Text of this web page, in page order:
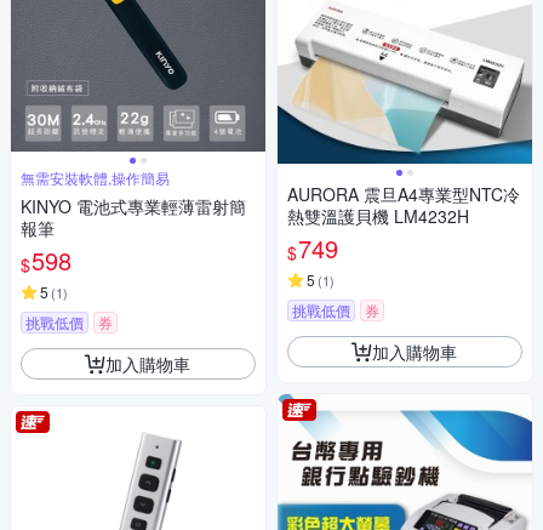
無需安裝軟體,操作簡易
KINYO 電池式專業輕薄雷射簡
報筆
$598
5 (1)
挑戰低價 券
加入購物車
AURORA 震旦A4專業型NTC冷
熱雙溫護貝機 LM4232H
$749
5 (1)
挑戰低價 券
加入購物車